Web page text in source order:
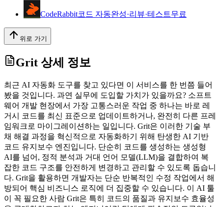
CodeRabbit코드 자동완성·리뷰·테스트무료
위로 가기
Grit 상세 정보
최근 AI 자동화 도구를 찾고 있다면 이 서비스를 한 번쯤 들어
봤을 것입니다. 과연 실무에 도입할 가치가 있을까요? 소프트
웨어 개발 현장에서 가장 고통스러운 작업 중 하나는 바로 레
거시 코드를 최신 표준으로 업데이트하거나, 완전히 다른 프레
임워크로 마이그레이션하는 일입니다. Grit은 이러한 기술 부
채 해결 과정을 혁신적으로 자동화하기 위해 탄생한 AI 기반
코드 유지보수 엔진입니다. 단순히 코드를 생성하는 생성형
AI를 넘어, 정적 분석과 거대 언어 모델(LLM)을 결합하여 복
잡한 코드 구조를 안전하게 변경하고 관리할 수 있도록 돕습니
다. Grit을 활용하면 개발자는 단순 반복적인 수정 작업에서 해
방되어 핵심 비즈니스 로직에 더 집중할 수 있습니다. 이 AI 툴
이 꼭 필요한 사람 Grit은 특히 코드의 품질과 유지보수 효율성